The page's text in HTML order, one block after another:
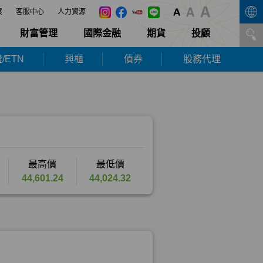
客服中心 人力資源
財富管理 國際金融 期貨 投顧
ETN 興櫃 債券 股務代理